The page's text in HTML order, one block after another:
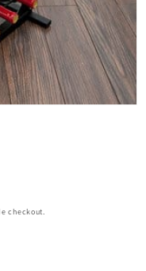
checkout.